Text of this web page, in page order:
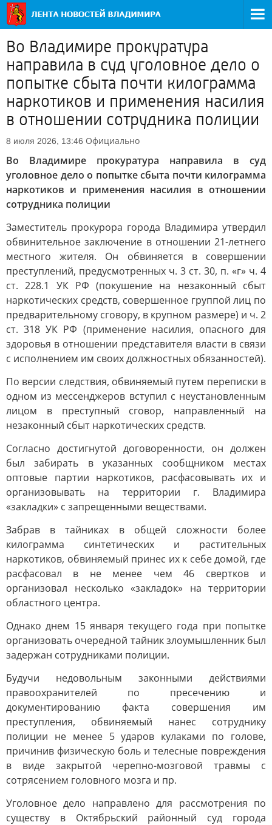
Во Владимире прокуратура
направила в суд уголовное дело о
попытке сбыта почти килограмма
наркотиков и применения насилия
в отношении сотрудника полиции
8 июля 2026, 13:46 Официально
Во Владимире прокуратура направила в суд
уголовное дело о попытке сбыта почти килограмма
наркотиков и применения насилия в отношении
сотрудника полиции
Заместитель прокурора города Владимира утвердил
обвинительное заключение в отношении 21-летнего
местного жителя. Он обвиняется в совершении
преступлений, предусмотренных ч. 3 ст. 30, п. «г» ч. 4
ст. 228.1 УК РФ (покушение на незаконный сбыт
наркотических средств, совершенное группой лиц по
предварительному сговору, в крупном размере) и ч. 2
ст. 318 УК РФ (применение насилия, опасного для
здоровья в отношении представителя власти в связи
с исполнением им своих должностных обязанностей).
По версии следствия, обвиняемый путем переписки в
одном из мессенджеров вступил с неустановленным
лицом в преступный сговор, направленный на
незаконный сбыт наркотических средств.
Согласно достигнутой договоренности, он должен
был забирать в указанных сообщником местах
оптовые партии наркотиков, расфасовывать их и
организовывать на территории г. Владимира
«закладки» с запрещенными веществами.
Забрав в тайниках в общей сложности более
килограмма синтетических и растительных
наркотиков, обвиняемый принес их к себе домой, где
расфасовал в не менее чем 46 свертков и
организовал несколько «закладок» на территории
областного центра.
Однако днем 15 января текущего года при попытке
организовать очередной тайник злоумышленник был
задержан сотрудниками полиции.
Будучи недовольным законными действиями
правоохранителей по пресечению и
документированию факта совершения им
преступления, обвиняемый нанес сотруднику
полиции не менее 5 ударов кулаками по голове,
причинив физическую боль и телесные повреждения
в виде закрытой черепно-мозговой травмы с
сотрясением головного мозга и пр.
Уголовное дело направлено для рассмотрения по
существу в Октябрьский районный суд города